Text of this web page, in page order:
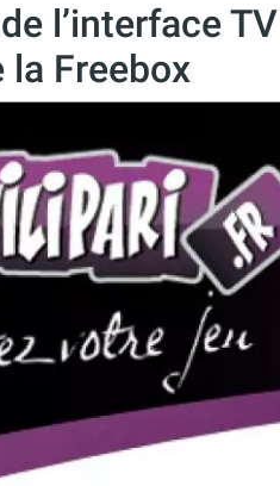
l’interface
la Freebox